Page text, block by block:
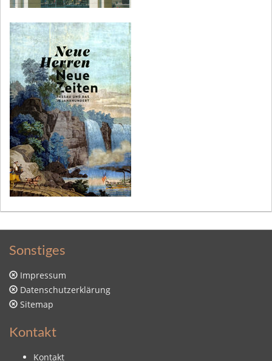
Sonstiges
Impressum
Datenschutzerklärung
Sitemap
Kontakt
Kontakt